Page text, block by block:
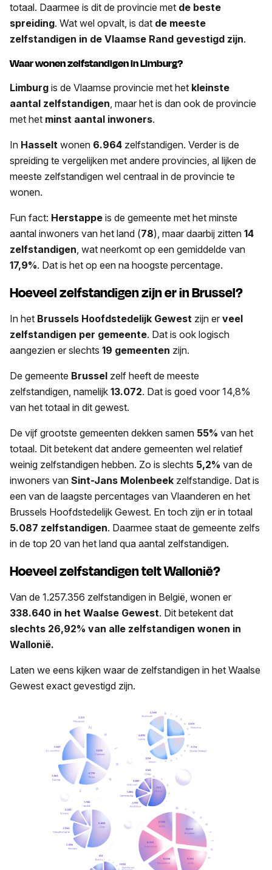
totaal. Daarmee is dit de provincie met de beste
spreiding. Wat wel opvalt, is dat de meeste
zelfstandigen in de Vlaamse Rand gevestigd zijn.
Waar wonen zelfstandigen in Limburg?
Limburg is de Vlaamse provincie met het kleinste
aantal zelfstandigen, maar het is dan ook de provincie
met het minst aantal inwoners.
In Hasselt wonen 6.964 zelfstandigen. Verder is de
spreiding te vergelijken met andere provincies, al lijken de
meeste zelfstandigen wel centraal in de provincie te
wonen.
Fun fact: Herstappe is de gemeente met het minste
aantal inwoners van het land (78), maar daarbij zitten 14
zelfstandigen, wat neerkomt op een gemiddelde van
17,9%. Dat is het op een na hoogste percentage.
Hoeveel zelfstandigen zijn er in Brussel?
In het Brussels Hoofdstedelijk Gewest zijn er veel
zelfstandigen per gemeente. Dat is ook logisch
aangezien er slechts 19 gemeenten zijn.
De gemeente Brussel zelf heeft de meeste
zelfstandigen, namelijk 13.072. Dat is goed voor 14,8%
van het totaal in dit gewest.
De vijf grootste gemeenten dekken samen 55% van het
totaal. Dit betekent dat andere gemeenten wel relatief
weinig zelfstandigen hebben. Zo is slechts 5,2% van de
inwoners van Sint-Jans Molenbeek zelfstandige. Dat is
een van de laagste percentages van Vlaanderen en het
Brussels Hoofdstedelijk Gewest. En toch zijn er in totaal
5.087 zelfstandigen. Daarmee staat de gemeente zelfs
in de top 20 van het land qua aantal zelfstandigen.
Hoeveel zelfstandigen telt Wallonië?
Van de 1.257.356 zelfstandigen in België, wonen er
338.640 in het Waalse Gewest. Dit betekent dat
slechts 26,92% van alle zelfstandigen wonen in
Wallonië.
Laten we eens kijken waar de zelfstandigen in het Waalse
Gewest exact gevestigd zijn.